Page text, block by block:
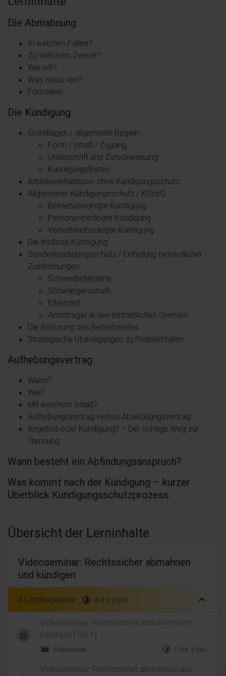
Die Abmahnung
In welchen Fällen?
Zu welchem Zweck?
Wie oft?
Was muss rein?
Formalien
Die Kündigung
Grundlagen / allgemeine Regeln
Form / Inhalt / Zugang
Unterschrift und Zurückweisung
Kündigungsfristen
Arbeitsverhältnisse ohne Kündigungsschutz
Allgemeiner Kündigungsschutz / KSchG
Betriebsbedingte Kündigung
Personenbedingte Kündigung
Verhaltensbedingte Kündigung
Die fristlose Kündigung
Sonderkündigungsschutz / Einholung behördlicher
Zustimmungen
Schwerbehinderte
Schwangerschaft
Elternzeit
Amtsträger in den betrieblichen Gremien
Die Anhörung des Betriebsrates
Strategische Überlegungen zu Problemfällen
Aufhebungsvertrag
Wann?
Wie?
Mit welchem Inhalt?
Aufhebungsvertrag versus Abwicklungsvertrag
Angebot oder Kündigung? – Der richtige Weg zur
Trennung
Wann besteht ein Abfindungsanspruch?
Was kommt nach der Kündigung – kurzer
Überblick Kündigungsschutzprozess.
Übersicht der Lerninhalte
Videoseminar: Rechtssicher abmahnen
und kündigen
4 Lernbausteine timelapse 4 Std. 8 Min. expand_less
Videoseminar: Rechtssicher abmahnen und
kündigen (Teil 1)
movie Video-Inhalt timelapse 1 Std. 5 Min.
Videoseminar: Rechtssicher abmahnen und